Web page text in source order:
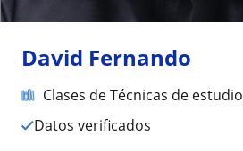
David Fernando
Clases de Técnicas de estudio
Datos verificados